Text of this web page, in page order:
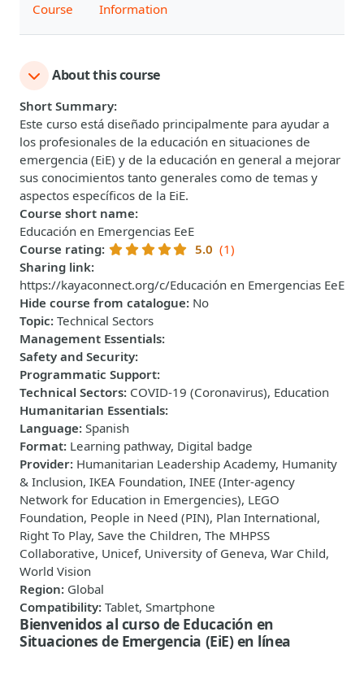
Course Information
About this course
Short Summary:
Este curso está diseñado principalmente para ayudar a
los profesionales de la educación en situaciones de
emergencia (EiE) y de la educación en general a mejorar
sus conocimientos tanto generales como de temas y
aspectos específicos de la EiE.
Course short name:
Educación en Emergencias EeE
Course rating: 5.0 (1)
Sharing link:
https://kayaconnect.org/c/Educación en Emergencias EeE
Hide course from catalogue: No
Topic: Technical Sectors
Management Essentials:
Safety and Security:
Programmatic Support:
Technical Sectors: COVID-19 (Coronavirus), Education
Humanitarian Essentials:
Language: Spanish
Format: Learning pathway, Digital badge
Provider: Humanitarian Leadership Academy, Humanity
& Inclusion, IKEA Foundation, INEE (Inter-agency
Network for Education in Emergencies), LEGO
Foundation, People in Need (PIN), Plan International,
Right To Play, Save the Children, The MHPSS
Collaborative, Unicef, University of Geneva, War Child,
World Vision
Region: Global
Compatibility: Tablet, Smartphone
Bienvenidos al curso de Educación en
Situaciones de Emergencia (EiE) en línea